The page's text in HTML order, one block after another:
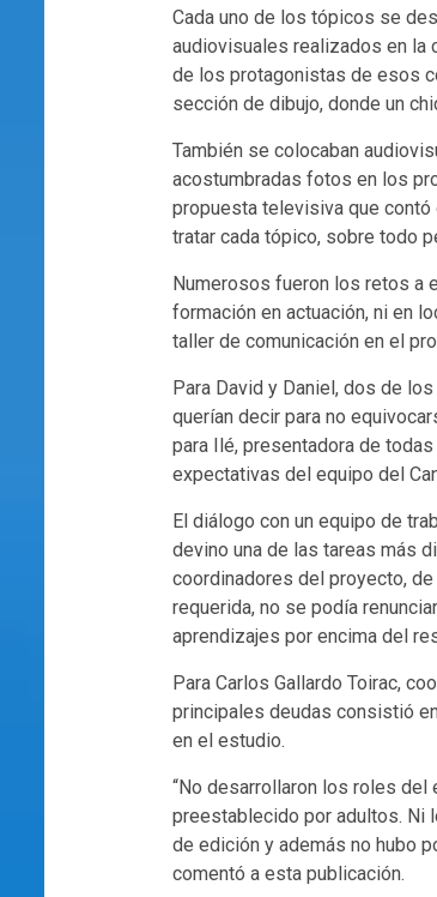
Cada uno de los tópicos se
audiovisuales realizados en la
de los protagonistas de esos
sección de dibujo, donde un
También se colocaban
acostumbradas fotos en los
propuesta televisiva que contó
tratar cada tópico, sobre todo
Numerosos fueron los retos a
formación en actuación, ni en
taller de comunicación en el
Para David y Daniel, dos de
querían decir para no
para Ilé, presentadora de
expectativas del equipo del
El diálogo con un equipo de
devino una de las tareas más
coordinadores del proyecto,
requerida, no se podía
aprendizajes por encima del
Para Carlos Gallardo Toirac,
principales deudas consistió
en el estudio.
“No desarrollaron los roles del
preestablecido por adultos. Ni
de edición y además no hubo
comentó a esta publicación.